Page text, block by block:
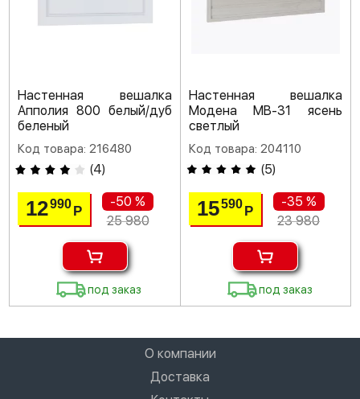
Настенная вешалка
Апполия 800 белый/дуб
беленый
Код товара: 216480
(4)
12990Р
-50 %
25 980
под заказ
Настенная вешалка
Модена МВ-31 ясень
светлый
Код товара: 204110
(5)
15590 Р
-35 %
23 980
под заказ
О компании
Доставка